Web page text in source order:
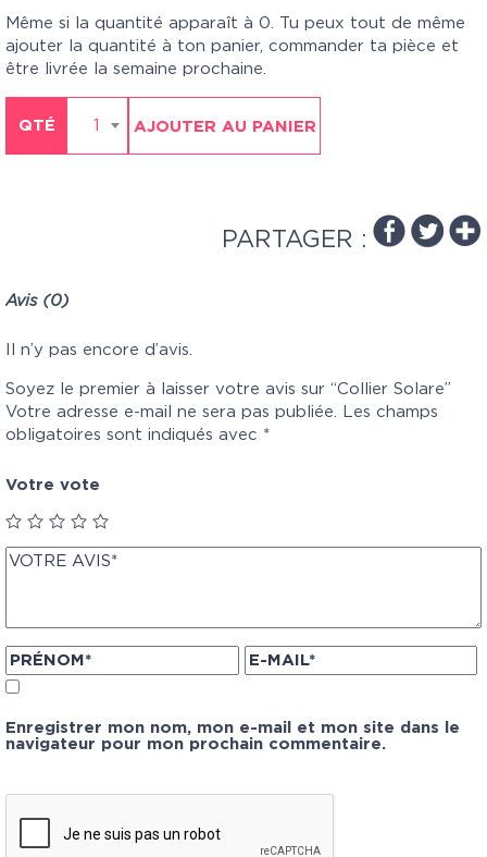
Même si la quantité apparaît à 0. Tu peux tout de même
ajouter la quantité à ton panier, commander ta pièce et
être livrée la semaine prochaine.
QTÉ 1 AJOUTER AU PANIER
PARTAGER :
Avis (0)
Il n’y pas encore d’avis.
Soyez le premier à laisser votre avis sur “Collier Solare”
Votre adresse e-mail ne sera pas publiée. Les champs
obligatoires sont indiqués avec *
Votre vote
Enregistrer mon nom, mon e-mail et mon site dans le
navigateur pour mon prochain commentaire.